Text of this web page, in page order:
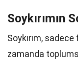
Soykırımın
Soykırım,
zamanda